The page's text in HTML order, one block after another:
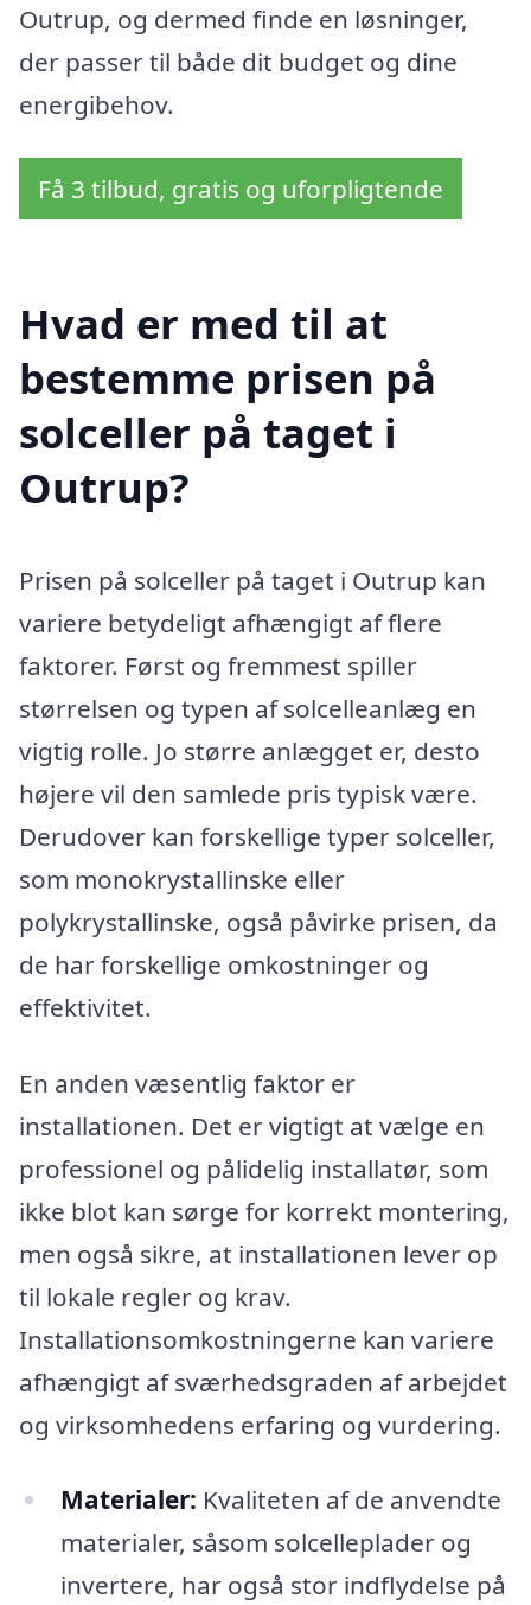
Outrup, og dermed finde en løsninger,
der passer til både dit budget og dine
energibehov.
Få 3 tilbud, gratis og uforpligtende
Hvad er med til at
bestemme prisen på
solceller på taget i
Outrup?
Prisen på solceller på taget i Outrup kan
variere betydeligt afhængigt af flere
faktorer. Først og fremmest spiller
størrelsen og typen af solcelleanlæg en
vigtig rolle. Jo større anlægget er, desto
højere vil den samlede pris typisk være.
Derudover kan forskellige typer solceller,
som monokrystallinske eller
polykrystallinske, også påvirke prisen, da
de har forskellige omkostninger og
effektivitet.
En anden væsentlig faktor er
installationen. Det er vigtigt at vælge en
professionel og pålidelig installatør, som
ikke blot kan sørge for korrekt montering,
men også sikre, at installationen lever op
til lokale regler og krav.
Installationsomkostningerne kan variere
afhængigt af sværhedsgraden af arbejdet
og virksomhedens erfaring og vurdering.
Materialer: Kvaliteten af de anvendte
materialer, såsom solcelleplader og
invertere, har også stor indflydelse på